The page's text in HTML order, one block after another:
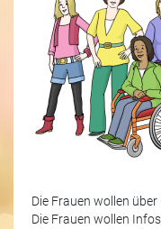
Die Frauen wollen
Die Frauen wollen